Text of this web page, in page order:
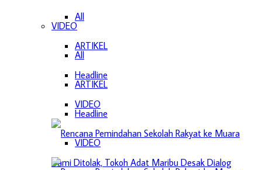
All
ARTIKEL
Headline
VIDEO
VIDEO
All
ARTIKEL
Headline
VIDEO